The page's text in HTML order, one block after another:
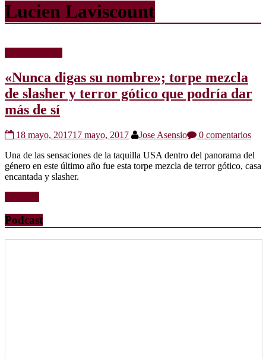
Lucien Laviscount
«Nunca digas su nombre»; torpe mezcla
de slasher y terror gótico que podría dar
más de sí
18 mayo, 201717 mayo, 2017 Jose Asensio
0 comentarios
Una de las sensaciones de la taquilla USA dentro del panorama del
género en este último año fue esta torpe mezcla de terror gótico, casa
encantada y slasher.
Podcast